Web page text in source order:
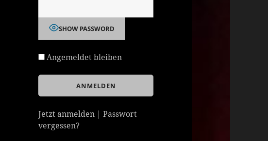
SHOW PASSWORD
Angemeldet bleiben
Jetzt anmelden |Passwort
vergessen?